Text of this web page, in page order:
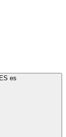
es